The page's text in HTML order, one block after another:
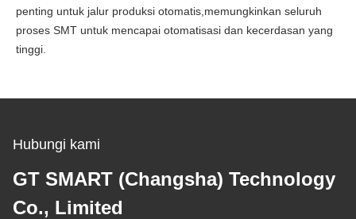
penting untuk jalur produksi otomatis,memungkinkan seluruh
proses SMT untuk mencapai otomatisasi dan kecerdasan yang
tinggi.
Hubungi kami
GT SMART (Changsha) Technology
Co., Limited